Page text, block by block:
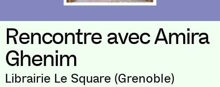
Rencontre avec Amira
Ghenim
Librairie Le Square (Grenoble)